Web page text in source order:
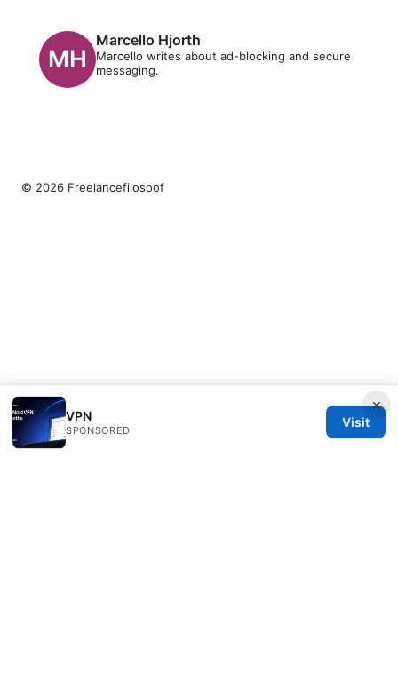
Marcello Hjorth
Marcello writes about ad-blocking and secure
messaging.
×
VPN
SPONSORED
Visit
© 2026 Freelancefilosoof